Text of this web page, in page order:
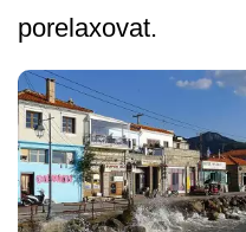
porelaxovat.